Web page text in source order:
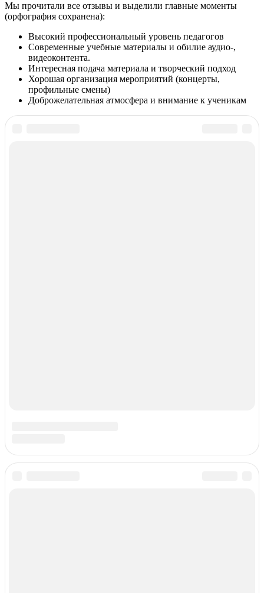
Мы прочитали все отзывы и выделили главные моменты
(орфография сохранена):
Высокий профессиональный уровень педагогов
Современные учебные материалы и обилие аудио-,
видеоконтента.
Интересная подача материала и творческий подход
Хорошая организация мероприятий (концерты,
профильные смены)
Доброжелательная атмосфера и внимание к ученикам